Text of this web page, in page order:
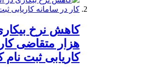
هزار متقاضی
کاریابی ثبت نام